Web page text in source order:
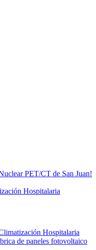
PET/CT de San Juan!
Hospitalaria
Hospitalaria
de paneles fotovoltaico